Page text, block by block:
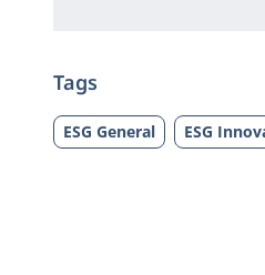
Tags
ESG General ESG